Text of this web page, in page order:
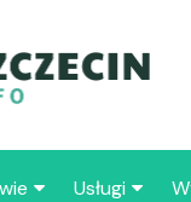
Usługi